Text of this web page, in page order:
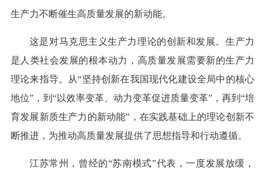
生产力不断催生高质量发展的新动能。
这是对马克思主义生产力理论的创新和发展。生产力
是人类社会发展的根本动力，高质量发展需要新的生产力
理论来指导。从“坚持创新在我国现代化建设全局中的核心
地位”，到“以效率变革、动力变革促进质量变革”，再到“培
育发展新质生产力的新动能”，在实践基础上的理论创新不
断推进，为推动高质量发展提供了思想指导和行动遵循。
江苏常州，曾经的“苏南模式”代表，一度发展放缓，